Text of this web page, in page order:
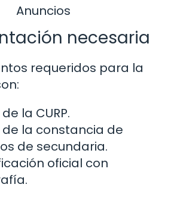
Anuncios
necesaria
requeridos para la
la CURP.
la constancia de
de secundaria.
oficial con